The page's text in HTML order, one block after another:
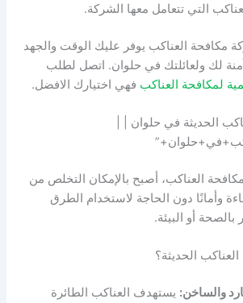
التي تتعامل معها الشركة.
مكافحة العناكب يوفر عليك الوقت والجهد
لك ولعائلتك في حلوان. اتصل لطلب
لمكافحة العناكب فهي اختيارك الافضل.
الحديثة في حلوان | |
العناكب، أصبح بالإمكان التخلص من
وأمانًا دون الحاجة لاستخدام الطرق
بالصحة أو البيئة.
الحديثة؟
والساخن: يستهدف العناكب الطائرة